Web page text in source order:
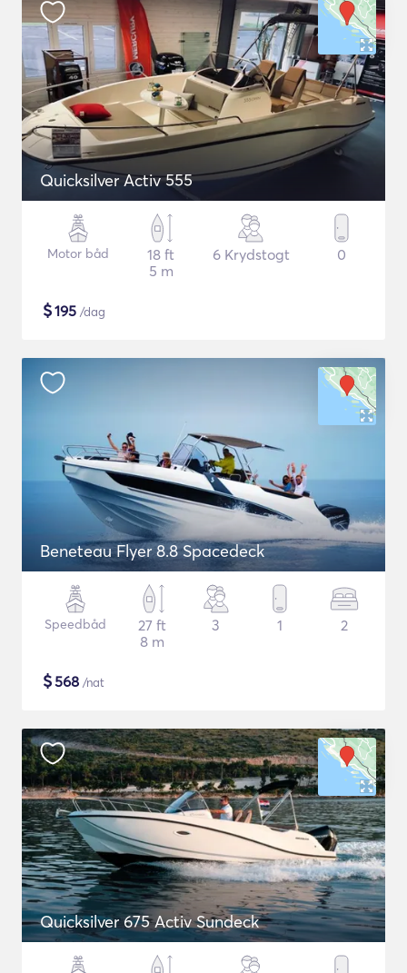
Quicksilver Activ 555
Motor båd
18 ft
5 m
6 Krydstogt 0
$195 /dag
Beneteau Flyer 8.8 Spacedeck
Speedbåd
27 ft
8 m
3 1 2
$568 /nat
Quicksilver 675 Activ Sundeck